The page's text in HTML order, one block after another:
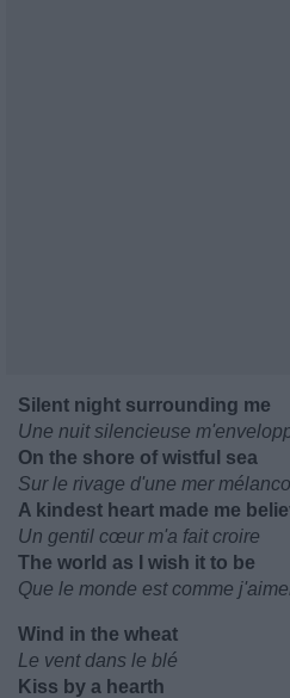
Silent night surrounding me
Une nuit silencieuse
On the shore of wistful sea
Sur le rivage d'une mer
A kindest heart made me
Un gentil cœur m'a fait croire
The world as I wish it to be
Que le monde est comme
Wind in the wheat
Le vent dans le blé
Kiss by a hearth